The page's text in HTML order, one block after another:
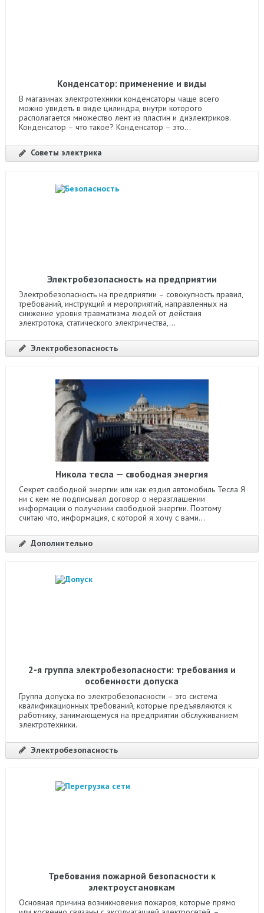
Конденсатор: применение и виды
В магазинах электротехники конденсаторы чаще всего
можно увидеть в виде цилиндра, внутри которого
располагается множество лент из пластин и диэлектриков.
Конденсатор – что такое? Конденсатор – это...
Советы электрика
Электробезопасность на предприятии
Электробезопасность на предприятии – совокупность правил,
требований, инструкций и мероприятий, направленных на
снижение уровня травматизма людей от действия
электротока, статического электричества,...
Электробезопасность
Никола тесла — свободная энергия
Секрет свободной энергии или как ездил автомобиль Тесла Я
ни с кем не подписывал договор о неразглашении
информации о получении свободной энергии. Поэтому
считаю что, информация, с которой я хочу с вами...
Дополнительно
2-я группа электробезопасности: требования и
особенности допуска
Группа допуска по электробезопасности – это система
квалификационных требований, которые предъявляются к
работнику, занимающемуся на предприятии обслуживанием
электротехники.
Электробезопасность
Требования пожарной безопасности к
электроустановкам
Основная причина возникновения пожаров, которые прямо